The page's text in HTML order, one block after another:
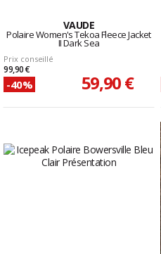
VAUDE
Polaire Women's Tekoa Fleece Jacket
II Dark Sea
Prix conseillé
99,90 €
-40% 59,90 €